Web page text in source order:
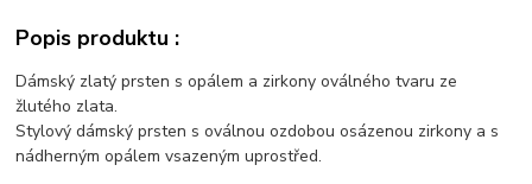
Popis produktu :
Dámský zlatý prsten s opálem a zirkony oválného tvaru ze
žlutého zlata.
Stylový dámský prsten s oválnou ozdobou osázenou zirkony a s
nádherným opálem vsazeným uprostřed.